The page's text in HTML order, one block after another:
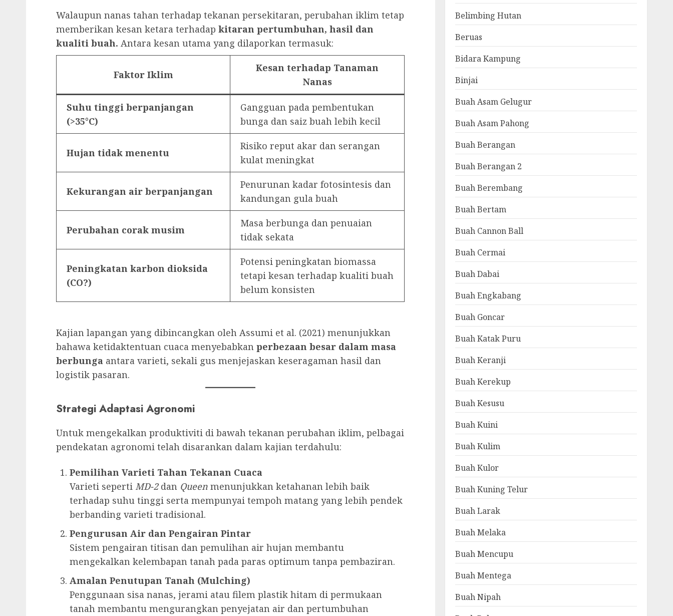
Walaupun nanas tahan terhadap tekanan persekitaran, perubahan iklim tetap
memberikan kesan ketara terhadap kitaran pertumbuhan, hasil dan
kualiti buah. Antara kesan utama yang dilaporkan termasuk:
Faktor Iklim
Kesan terhadap Tanaman
Nanas
Suhu tinggi berpanjangan
(>35°C)
Gangguan pada pembentukan
bunga dan saiz buah lebih kecil
Hujan tidak menentu
Risiko reput akar dan serangan
kulat meningkat
Kekurangan air berpanjangan
Penurunan kadar fotosintesis dan
kandungan gula buah
Perubahan corak musim
Masa berbunga dan penuaian
tidak sekata
Peningkatan karbon dioksida
(CO?)
Potensi peningkatan biomassa
tetapi kesan terhadap kualiti buah
belum konsisten
Kajian lapangan yang dibincangkan oleh Assumi et al. (2021) menunjukkan
bahawa ketidaktentuan cuaca menyebabkan perbezaan besar dalam masa
berbunga antara varieti, sekali gus menjejaskan keseragaman hasil dan
logistik pasaran.
Strategi Adaptasi Agronomi
Untuk mengekalkan produktiviti di bawah tekanan perubahan iklim, pelbagai
pendekatan agronomi telah disarankan dalam kajian terdahulu:
Pemilihan Varieti Tahan Tekanan Cuaca
Varieti seperti MD-2dan Queen menunjukkan ketahanan lebih baik
terhadap suhu tinggi serta mempunyai tempoh matang yang lebih pendek
berbanding varieti tradisional.
Pengurusan Air dan Pengairan Pintar
Sistem pengairan titisan dan pemulihan air hujan membantu
mengekalkan kelembapan tanah pada paras optimum tanpa pembaziran.
Amalan Penutupan Tanah (Mulching)
Penggunaan sisa nanas, jerami atau filem plastik hitam di permukaan
tanah membantu mengurangkan penyejatan air dan pertumbuhan
Belimbing Hutan
Beruas
Bidara Kampung
Binjai
Buah Asam Gelugur
Buah Asam Pahong
Buah Berangan
Buah Berangan 2
Buah Berembang
Buah Bertam
Buah Cannon Ball
Buah Cermai
Buah Dabai
Buah Engkabang
Buah Goncar
Buah Katak Puru
Buah Keranji
Buah Kerekup
Buah Kesusu
Buah Kuini
Buah Kulim
Buah Kulor
Buah Kuning Telur
Buah Larak
Buah Melaka
Buah Mencupu
Buah Mentega
Buah Nipah